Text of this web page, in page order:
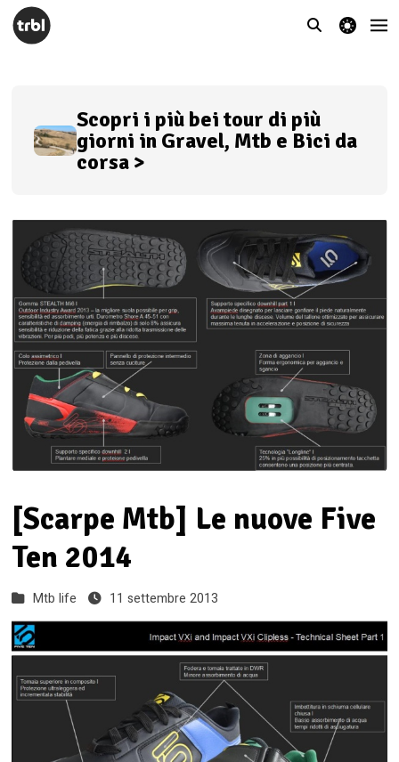
theme switcher
Scopri i più bei tour di più
giorni in Gravel, Mtb e Bici da
corsa >
[Scarpe Mtb] Le nuove Five
Ten 2014
Mtb life 11 settembre 2013